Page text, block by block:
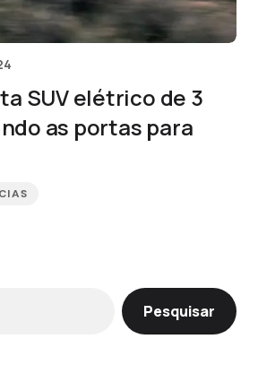
SUV elétrico de 3
as portas para
Pesquisar